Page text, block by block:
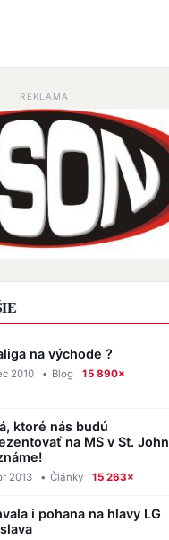
REKLAMA
Extraliga na východe ?
2010 • Blog 15 890×
ktoré nás budú
na MS v St. John
2013 • Články 15 263×
i pohana na hlavy LG